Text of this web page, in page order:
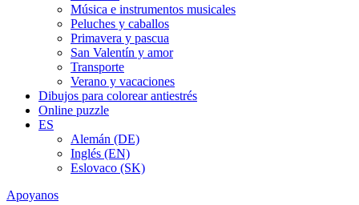
Música e instrumentos musicales
Peluches y caballos
Primavera y pascua
San Valentín y amor
Transporte
Verano y vacaciones
Dibujos para colorear antiestrés
Online puzzle
ES
Alemán (DE)
Inglés (EN)
Eslovaco (SK)
Apoyanos